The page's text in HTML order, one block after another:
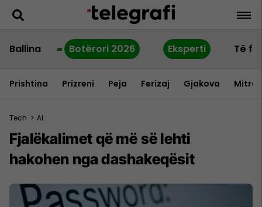
Ballina Botërori 2026 Eksperti Të
Prishtina Prizreni Peja Ferizaj Gjakova
Tech > AI
Fjalëkalimet që më së lehti
hakohen nga dashakeqësit